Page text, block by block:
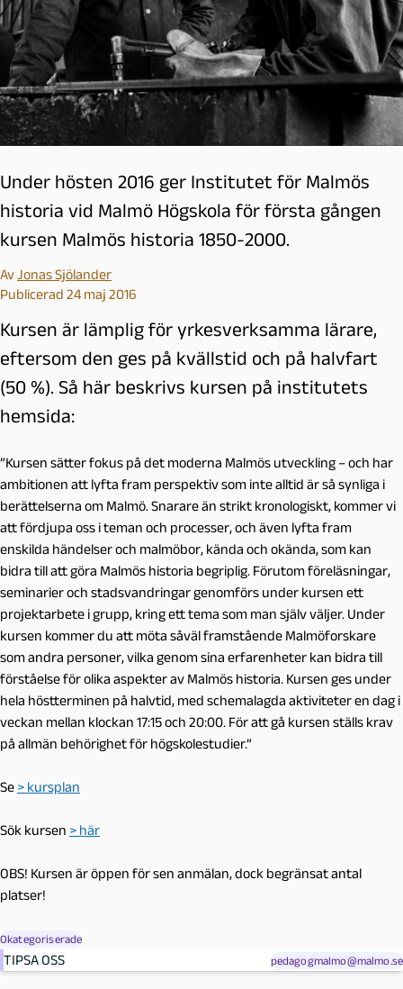
Under hösten 2016 ger Institutet för Malmös
historia vid Malmö Högskola för första gången
kursen Malmös historia 1850-2000.
AvJonas Sjölander
Publicerad 24 maj 2016
Kursen är lämplig för yrkesverksamma lärare,
eftersom den ges på kvällstid och på halvfart
(50 %). Så här beskrivs kursen på institutets
hemsida:
”Kursen sätter fokus på det moderna Malmös utveckling – och har
ambitionen att lyfta fram perspektiv som inte alltid är så synliga i
berättelserna om Malmö. Snarare än strikt kronologiskt, kommer vi
att fördjupa oss i teman och processer, och även lyfta fram
enskilda händelser och malmöbor, kända och okända, som kan
bidra till att göra Malmös historia begriplig. Förutom föreläsningar,
seminarier och stadsvandringar genomförs under kursen ett
projektarbete i grupp, kring ett tema som man själv väljer. Under
kursen kommer du att möta såväl framstående Malmöforskare
som andra personer, vilka genom sina erfarenheter kan bidra till
förståelse för olika aspekter av Malmös historia. Kursen ges under
hela höstterminen på halvtid, med schemalagda aktiviteter en dag i
veckan mellan klockan 17:15 och 20:00. För att gå kursen ställs krav
på allmän behörighet för högskolestudier.”
Se > kursplan
Sök kursen > här
OBS! Kursen är öppen för sen anmälan, dock begränsat antal
platser!
Okategoriserade
TIPSA OSS pedagogmalmo@malmo.se